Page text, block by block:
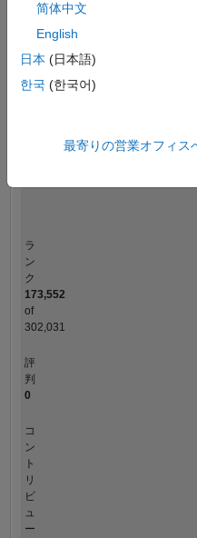
コントリビューション L
0
ラ
ン
ク
173,552
of
302,031
評
判
0
コ
ン
ト
リ
ビ
ュ
ー
简体中文
English
日本 (日本語)
한국 (한국어)
最寄りの営業オフィス